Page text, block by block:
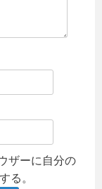
ザーに自分の
る。